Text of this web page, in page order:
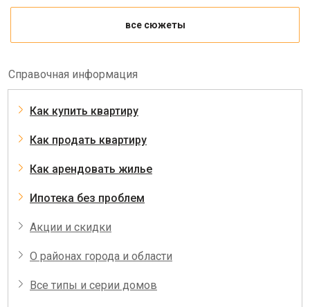
все сюжеты
Справочная информация
Как купить квартиру
Как продать квартиру
Как арендовать жилье
Ипотека без проблем
Акции и скидки
О районах города и области
Все типы и серии домов